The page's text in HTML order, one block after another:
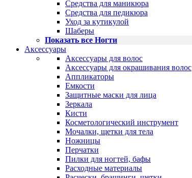
Средства для маникюра
Средства для педикюра
Уход за кутикулой
Шаберы
Показать все Ногти
Аксессуары
Аксессуары для волос
Аксессуары для окрашивания волос
Аппликаторы
Емкости
Защитные маски для лица
Зеркала
Кисти
Косметологический инструмент
Мочалки, щетки для тела
Ножницы
Перчатки
Пилки для ногтей, бафы
Расходные материалы